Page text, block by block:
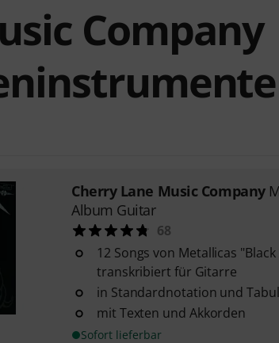
Company
Cherry Lane Music Company
Album Guitar
68
12 Songs von Metallicas
transkribiert für Gitarre
in Standardnotation und
mit Texten und Akkorden
Sofort lieferbar